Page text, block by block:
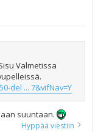
Valmetissa
del ... 7&vifNav=Y
suuntaan.
Hyppää viestiin